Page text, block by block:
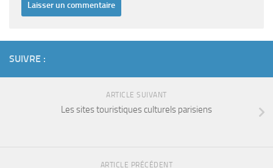
SUIVRE :
ARTICLE SUIVANT
Les sites touristiques culturels parisiens
ARTICLE PRÉCÉDENT